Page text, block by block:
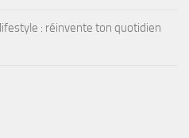
: réinvente ton quotidien